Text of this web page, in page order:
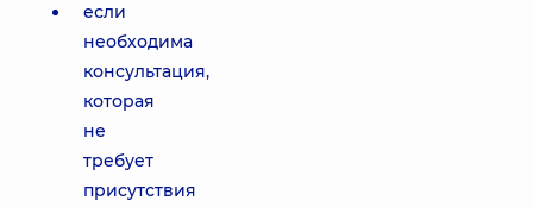
если
необходима
консультация,
которая
не
требует
присутствия